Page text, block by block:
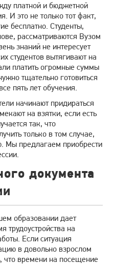
платной и бюджетной
И это не только тот факт,
бесплатно. Студенты,
рассматриваются Вузом
знаний не интересует
студентов вытягивают на
платить огромные суммы
тщательно готовиться
пять лет обучения.
начинают придираться
на взятки, если есть
так, что
только в том случае,
Мы предлагаем приобрести
документа
образовании дает
трудоустройства на
Если ситуация
в довольно взрослом
что времени на посещение